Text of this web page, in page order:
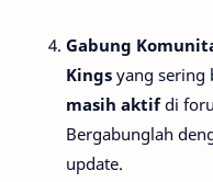
Gabung
Kings yang sering
masih aktifdi
Bergabunglah
update.